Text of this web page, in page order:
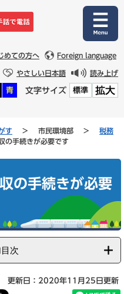
めての方へ Foreign language
やさしい日本語 読み上げ
青 文字サイズ 標準 拡大
す > 市民環境部 >
税務
の手続きが必要です
の手続きが必要
次
更新日：2020年11月25日更新